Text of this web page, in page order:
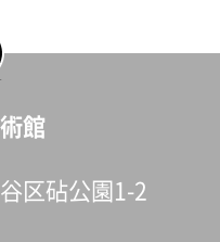
館
区砧公園1-2